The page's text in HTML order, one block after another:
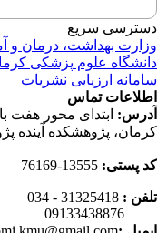
سریع
بهداشت، درمان و
علوم پزشکی کرمان
ارزیابی نشریات
تماس
ابتدای محور هفت
پژوهشکده آینده
پستی: 13555-76169
:
31325418 - 034